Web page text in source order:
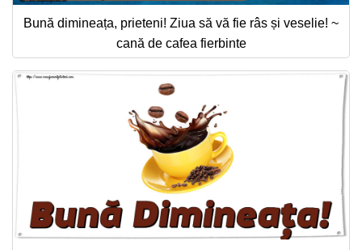
Bună dimineața, prieteni! Ziua să vă fie râs și veselie! ~
cană de cafea fierbinte